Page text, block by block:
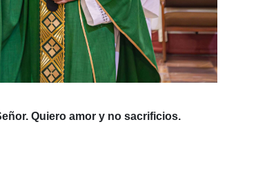
Quiero amor y no sacrificios.